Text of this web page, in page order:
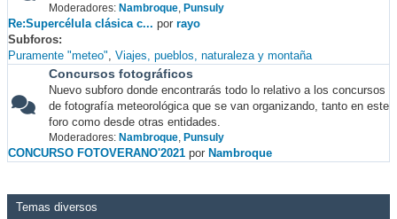
Moderadores: Nambroque, Punsuly
Re:Supercélula clásica c... por rayo
Subforos
Puramente "meteo" Viajes, pueblos, naturaleza y montaña
Concursos fotográficos
Nuevo subforo donde encontrarás todo lo relativo a los concursos
de fotografía meteorológica que se van organizando, tanto en este
foro como desde otras entidades.
Moderadores: Nambroque, Punsuly
CONCURSO FOTOVERANO'2021 por Nambroque
Temas diversos